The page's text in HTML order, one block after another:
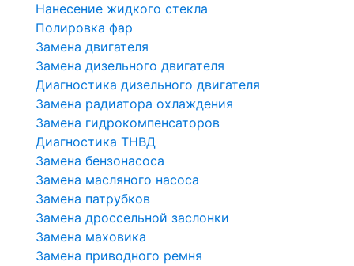
Нанесение жидкого стекла
Полировка фар
Замена двигателя
Замена дизельного двигателя
Диагностика дизельного двигателя
Замена радиатора охлаждения
Замена гидрокомпенсаторов
Диагностика ТНВД
Замена бензонасоса
Замена масляного насоса
Замена патрубков
Замена дроссельной заслонки
Замена маховика
Замена приводного ремня